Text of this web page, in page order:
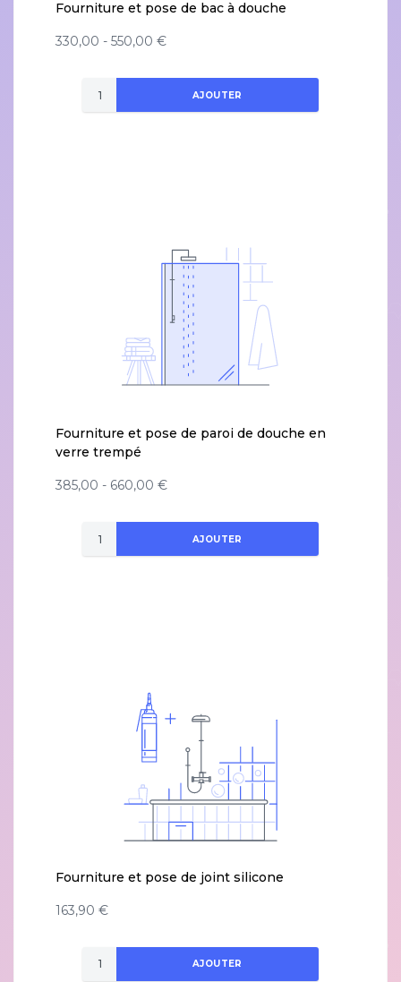
Fourniture et pose de bac à douche
330,00 - 550,00 €
AJOUTER
Fourniture et pose de paroi de douche en
verre trempé
385,00 - 660,00 €
AJOUTER
Fourniture et pose de joint silicone
163,90 €
AJOUTER